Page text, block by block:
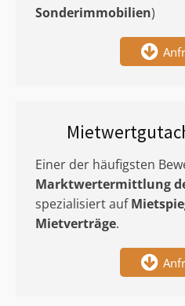
Sonderimmobilien)
Einer der häufigsten
Marktwertermittlung
spezialisiert auf
Mietverträge.